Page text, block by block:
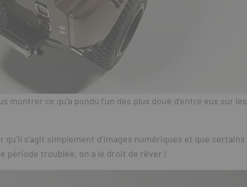
montrer ce qu’a pondu l’un des plus doué d’entre eux sur les
qu’il s’agit simplement d’images numériques et que certains
période troublée, on a le droit de rêver !